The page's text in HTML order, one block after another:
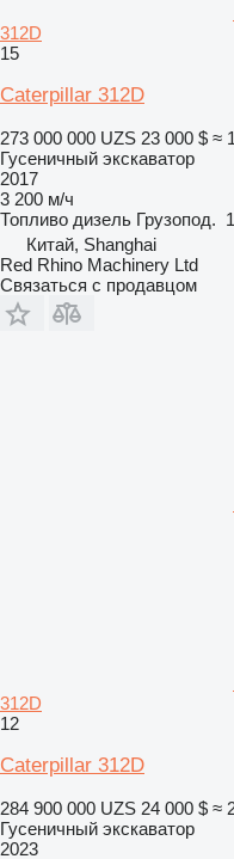
312D
15
Caterpillar 312D
273 000 000 UZS 23 000 $ ≈
Гусеничный экскаватор
2017
3 200 м/ч
Топливо дизель Грузопод.
Китай, Shanghai
Red Rhino Machinery Ltd
Связаться с продавцом
312D
12
Caterpillar 312D
284 900 000 UZS 24 000 $ ≈
Гусеничный экскаватор
2023